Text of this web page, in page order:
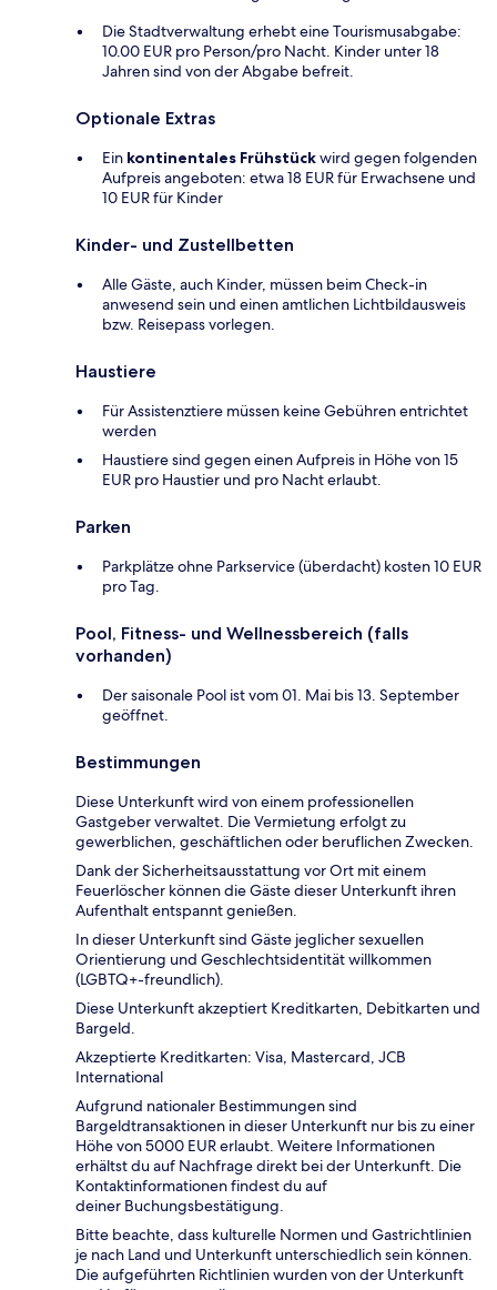
Die Stadtverwaltung erhebt eine Tourismusabgabe:
10.00 EUR pro Person/pro Nacht. Kinder unter 18
Jahren sind von der Abgabe befreit.
Optionale Extras
Ein kontinentales Frühstückwird gegen folgenden
Aufpreis angeboten: etwa 18 EUR für Erwachsene und
10 EUR für Kinder
Kinder- und Zustellbetten
Alle Gäste, auch Kinder, müssen beim Check-in
anwesend sein und einen amtlichen Lichtbildausweis
bzw. Reisepass vorlegen.
Haustiere
Für Assistenztiere müssen keine Gebühren entrichtet
werden
Haustiere sind gegen einen Aufpreis in Höhe von 15
EUR pro Haustier und pro Nacht erlaubt.
Parken
Parkplätze ohne Parkservice (überdacht) kosten 10 EUR
pro Tag.
Pool, Fitness- und Wellnessbereich (falls
vorhanden)
Der saisonale Pool ist vom 01. Mai bis 13. September
geöffnet.
Bestimmungen
Diese Unterkunft wird von einem professionellen
Gastgeber verwaltet. Die Vermietung erfolgt zu
gewerblichen, geschäftlichen oder beruflichen Zwecken.
Dank der Sicherheitsausstattung vor Ort mit einem
Feuerlöscher können die Gäste dieser Unterkunft ihren
Aufenthalt entspannt genießen.
In dieser Unterkunft sind Gäste jeglicher sexuellen
Orientierung und Geschlechtsidentität willkommen
(LGBTQ+-freundlich).
Diese Unterkunft akzeptiert Kreditkarten, Debitkarten und
Bargeld.
Akzeptierte Kreditkarten: Visa, Mastercard, JCB
International
Aufgrund nationaler Bestimmungen sind
Bargeldtransaktionen in dieser Unterkunft nur bis zu einer
Höhe von 5000 EUR erlaubt. Weitere Informationen
erhältst du auf Nachfrage direkt bei der Unterkunft. Die
Kontaktinformationen findest du auf
deiner Buchungsbestätigung.
Bitte beachte, dass kulturelle Normen und Gastrichtlinien
je nach Land und Unterkunft unterschiedlich sein können.
Die aufgeführten Richtlinien wurden von der Unterkunft